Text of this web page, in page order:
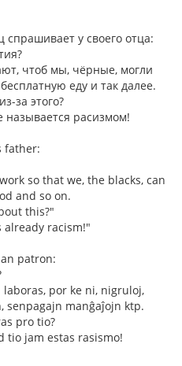
у своего отца:
чтоб мы, чёрные, могли
еду и так далее.
за этого?
называется расизмом!
father:
so that we, the blacks, can
and so on.
this?"
already racism!"
patron:
por ke ni, nigruloj,
senpagajn manĝaĵojn ktp.
pro tio?
tio jam estas rasismo!